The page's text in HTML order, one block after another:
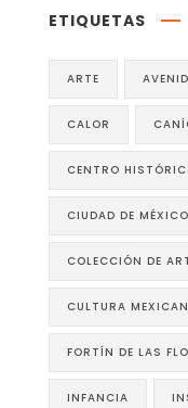
ETIQUETAS
ARTE
CALOR
CENTRO
CIUDAD DE MÉXICO
COLECCIÓN DE
CULTURA
FORTÍN DE LAS
INFANCIA